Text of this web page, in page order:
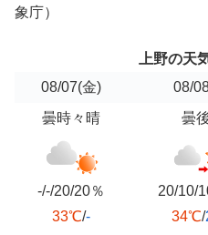
象庁）
上野の天
08/07(金) 08/
曇時々晴
-/-/20/20％
33℃/-
曇
20/10/
34℃/